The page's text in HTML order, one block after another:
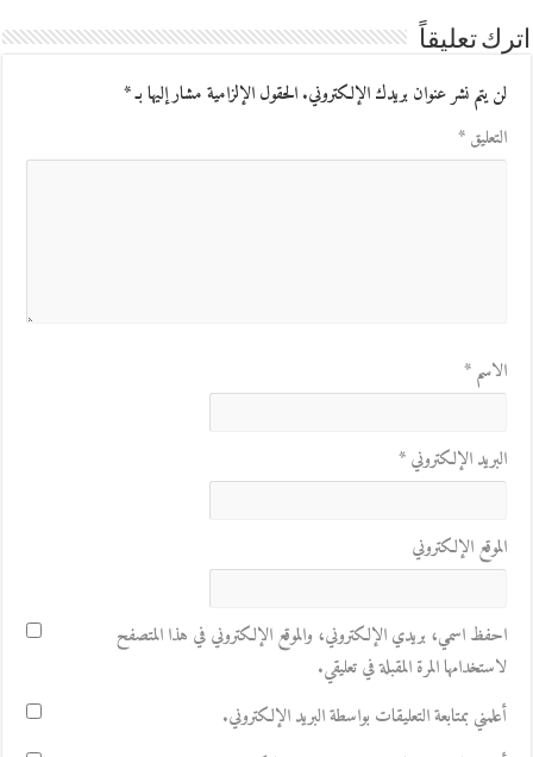
اترك تعليقاً
لن يتم نشر عنوان بريدك الإلكتروني.الحقول الإلزامية مشار إليها بـ*
التعليق*
الاسم*
البريد الإلكتروني*
الموقع الإلكتروني
احفظ اسمي، بريدي الإلكتروني، والموقع الإلكتروني في هذا المتصفح
لاستخدامها المرة المقبلة في تعليقي.
أعلمني بمتابعة التعليقات بواسطة البريد الإلكتروني.